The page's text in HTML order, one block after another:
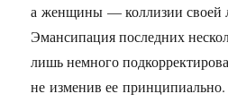
а женщины — коллизии своей
Эмансипация последних
лишь немного
не изменив ее принципиально.